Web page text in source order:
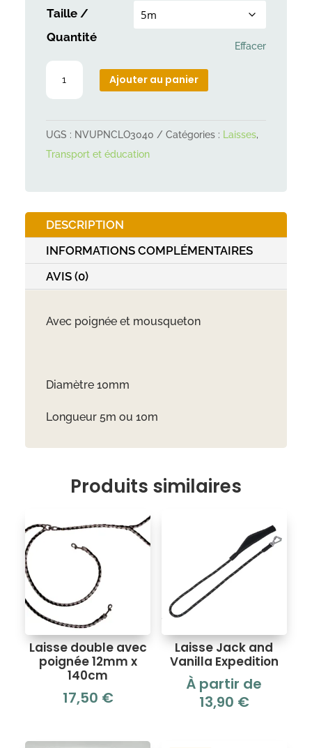
Taille /
Quantité
Effacer
stay
ronde
Ajouter au panier
UGS : NVUPNCLO3040 Catégories : Laisses,
Transport et éducation
DESCRIPTION
INFORMATIONS COMPLÉMENTAIRES
AVIS (0)
Avec poignée et mousqueton
Diamètre 10mm
Longueur 5m ou 10m
Produits similaires
Laisse double avec
poignée 12mm x
140cm
17,50 €
Laisse Jack and
Vanilla Expedition
À partir de
13,90 €